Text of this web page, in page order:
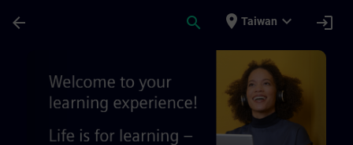
arrow_back search place Taiwan expand_more login
Hakkımızda - Bölgesel bilgi sayfaları |